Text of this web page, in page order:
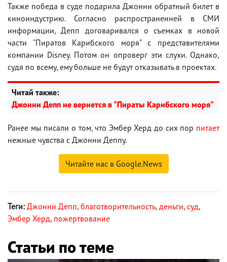
Также победа в суде подарила Джонни обратный билет в
киноиндустрию. Согласно распространенней в СМИ
информации, Депп договаривался о съемках в новой
части "Пиратов Карибского моря" с представителями
компании Disney. Потом он опроверг эти слухи. Однако,
судя по всему, ему больше не будут отказывать в проектах.
Читай также:
Джонни Депп не вернется в "Пираты Карибского моря"
Ранее мы писали о том, что Эмбер Херд до сих пор питает
нежные чувства с Джонни Деппу.
Читайте нас в Google.News
Теги: Джонни Депп, благотворительность, деньги, суд,
Эмбер Херд, пожертвование
Статьи по теме